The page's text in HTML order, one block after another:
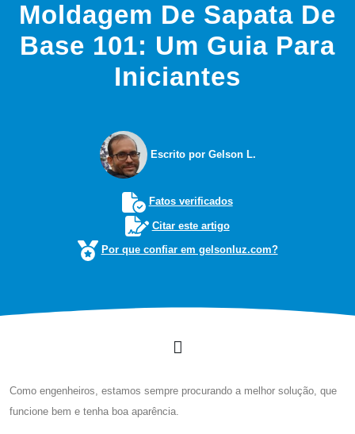
Moldagem De Sapata De
Base 101: Um Guia Para
Iniciantes
Escrito por Gelson L.
Fatos verificados
Citar este artigo
Por que confiar em gelsonluz.com?
Como engenheiros, estamos sempre procurando a melhor solução, que
funcione bem e tenha boa aparência.